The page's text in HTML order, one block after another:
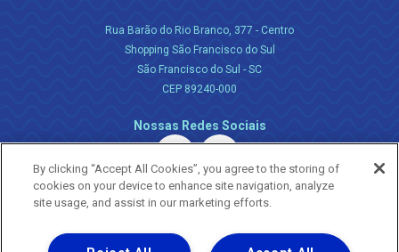
Rua Barão do Rio Branco, 377 - Centro
Shopping São Francisco do Sul
São Francisco do Sul - SC
CEP 89240-000
Nossas Redes Sociais
By clicking “Accept All Cookies”, you agree to the storing of
cookies on your device to enhance site navigation, analyze
site usage, and assist in our marketing efforts.